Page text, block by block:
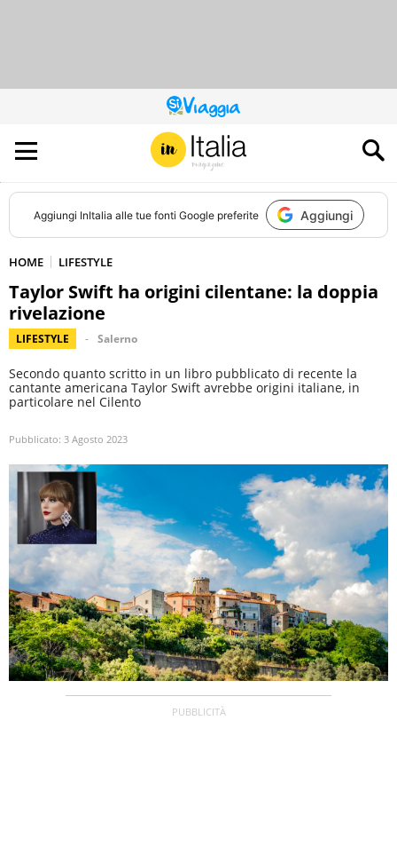
QUESTO
SITO
CONTRIBUISCE
ALL’AUDIENCE
DI
Aggiungi InItalia alle tue fonti Google preferite Aggiungi
HOME LIFESTYLE
Taylor Swift ha origini cilentane: la doppia
rivelazione
LIFESTYLE Salerno
Secondo quanto scritto in un libro pubblicato di recente la
cantante americana Taylor Swift avrebbe origini italiane, in
particolare nel Cilento
Pubblicato: 3 Agosto 2023